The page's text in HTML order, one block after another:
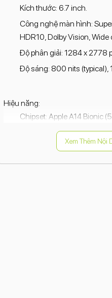
Kích thước: 6.7 inch.
Công nghệ màn hình:
HDR10, Dolby Vision,
Độ phân giải: 1284 x 2778
Độ sáng: 800 nits (typical),
Hiệu năng:
Chipset: Apple A14 Bionic
CPU: 6 nhân (2 nhân 3.1
GPU: Apple GPU (4 nhân).
RAM: 6 GB.
Xem Thêm Nội